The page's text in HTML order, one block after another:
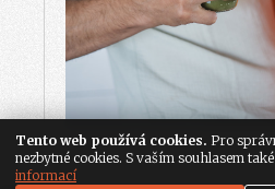
Tento web používá cookies. Pro
nezbytné cookies. S vaším souhlasem
informací